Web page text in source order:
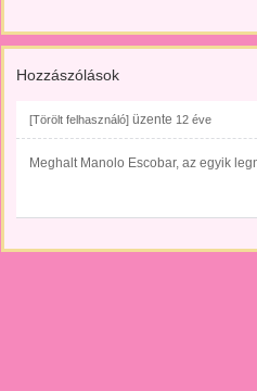
Hozzászólások
[Törölt felhasználó] üzente 12 éve
Meghalt Manolo Escobar, az egyik